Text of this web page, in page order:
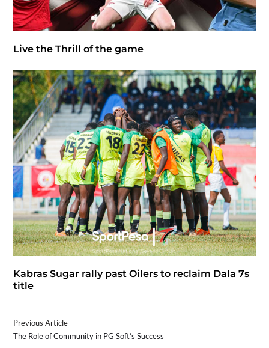
Live the Thrill of the game
Kabras Sugar rally past Oilers to reclaim Dala 7s
title
Previous Article
The Role of Community in PG Soft’s Success